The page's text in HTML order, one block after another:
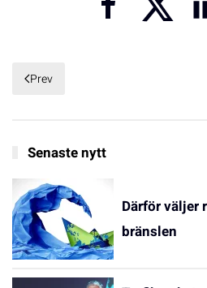
Prev
Senaste nytt
Därför väljer
bränslen